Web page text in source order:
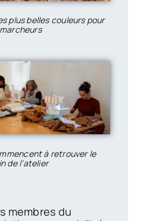
plus belles couleurs pour
à retrouver le
de l’atelier
membres du